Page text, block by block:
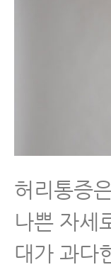
- 허리
것은
- 갑자
- 갑자
- 디스크
- 허리
지
허리통증
나쁜 자세
대가 과다